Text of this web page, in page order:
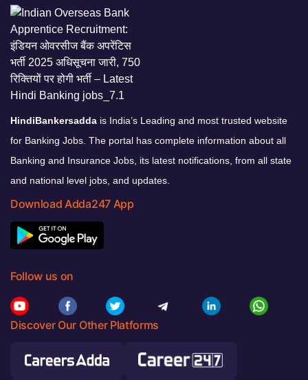
HindiBankersadda is India’s Leading and most trusted website
for Banking Jobs. The portal has complete information about all
Banking and Insurance Jobs, its latest notifications, from all state
and national level jobs, and updates.
Download Adda247 App
Follow us on
Discover Our Other Platforms